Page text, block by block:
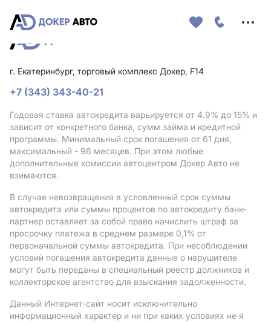
г. Екатеринбург, торговый комплекс Докер, F14
+7 (343) 343-40-21
Годовая ставка автокредита варьируется от 4.9% до 15% и
зависит от конкретного банка, сумм займа и кредитной
программы. Минимальный срок погашения от 61 дня,
максимальный - 96 месяцев. При этом любые
дополнительные комиссии автоцентром Докер Авто не
взимаются.
В случае невозвращения в условленный срок суммы
автокредита или суммы процентов по автокредиту банк-
партнер оставляет за собой право начислить штраф за
просрочку платежа в среднем размере 0,1% от
первоначальной суммы автокредита. При несоблюдении
условий погашения автокредита данные о нарушителе
могут быть переданы в специальный реестр должников и
коллекторское агентство для взыскания задолженности.
Данный Интернет-сайт носит исключительно
информационный характер и ни при каких условиях не я